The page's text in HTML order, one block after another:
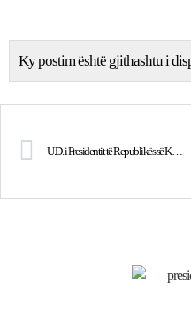
Ky postim është gjithashtu i
U.D. i Presidentit të Republikës së Kosovës, dr. Jakup Krasniqi uroi besimtarët ortodoksë